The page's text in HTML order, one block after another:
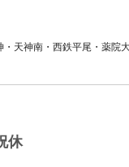
・天神南・西鉄平尾・薬院
休